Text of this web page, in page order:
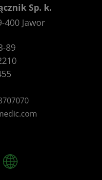
Sp. k.
400 Jawor
89